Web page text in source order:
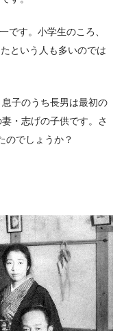
です。小学生のころ、
という人も多いのでは
子のうち長男は最初の
・志げの子供です。さ
のでしょうか？